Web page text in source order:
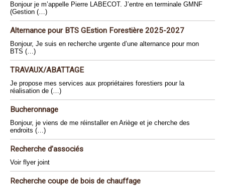
Bonjour je m’appelle Pierre LABECOT. J’entre en terminale GMNF
(Gestion (…)
Alternance pour BTS GEstion Forestière 2025-2027
Bonjour, Je suis en recherche urgente d’une alternance pour mon
BTS (…)
TRAVAUX/ABATTAGE
Je propose mes services aux propriétaires forestiers pour la
réalisation de (…)
Bucheronnage
Bonjour, je viens de me réinstaller en Ariège et je cherche des
endroits (…)
Recherche d’associés
Voir flyer joint
Recherche coupe de bois de chauffage